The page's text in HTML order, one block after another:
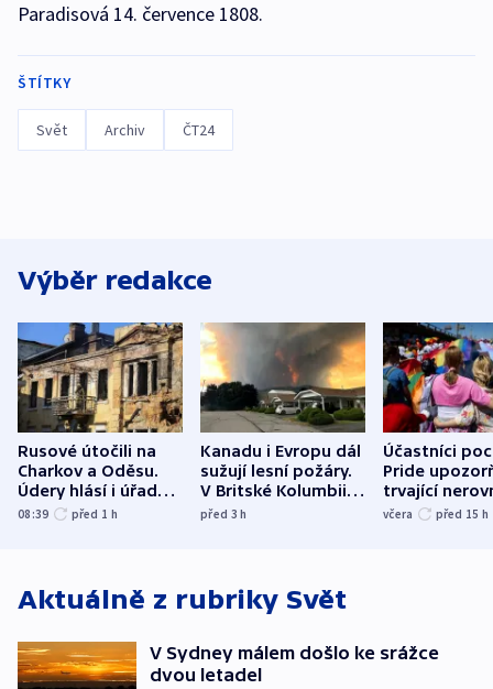
Paradisová 14. července 1808.
ŠTÍTKY
Svět Archiv ČT24
Výběr redakce
Rusové útočili na
Charkov a Oděsu.
Údery hlásí i úřady v
Bělgorodu
08:39 před 1 h
Kanadu i Evropu dál
sužují lesní požáry.
V Britské Kolumbii
evakuovali tisíce lidí
před 3h
Účastníci
Pride
trvající
včera před 15 h
Aktuálně z rubriky Svět
V Sydney málem došlo ke srážce
dvou letadel